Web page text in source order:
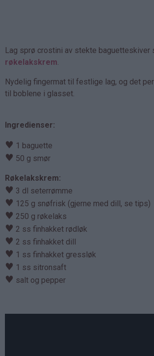
Lag sprø crostini av stekte baguetteskiver
røkelakskrem.
Nydelig fingermat til festlige lag, og det
til boblene i glasset.
Ingredienser:
♥ 1 baguette
♥ 50 g smør
Røkelakskrem:
♥ 3 dl seterrømme
♥ 125 g snøfrisk (gjerne med dill, se tips)
♥ 250 g røkelaks
♥ 2 ss finhakket rødløk
♥ 2 ss finhakket dill
♥ 1 ss finhakket gressløk
♥ 1 ss sitronsaft
♥ salt og pepper